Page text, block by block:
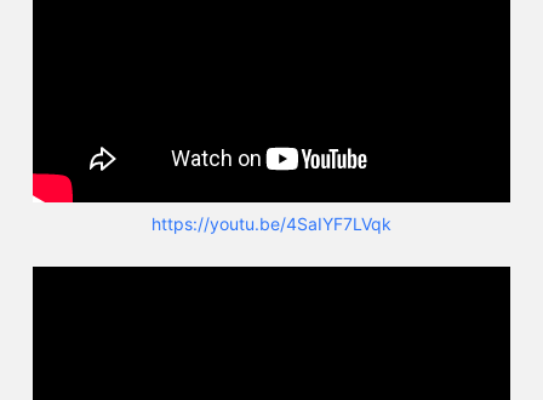
https://youtu.be/4SaIYF7LVqk